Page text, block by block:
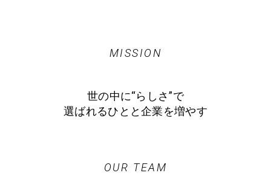
MISSION
世の中に“らしさ”で
選ばれるひとと企業を増やす
OUR TEAM